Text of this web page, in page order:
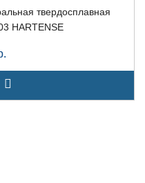
твердосплавная
HARTENSE